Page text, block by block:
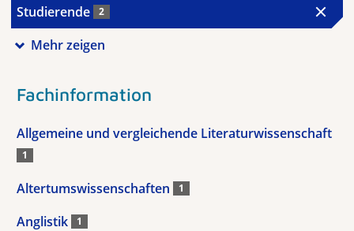
Studierende 2
Mehr zeigen
Fachinformation
Allgemeine und vergleichende Literaturwissenschaft
1
Altertumswissenschaften 1
Anglistik 1